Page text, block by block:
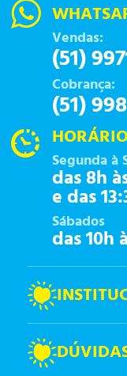
Vendas:
(51)
Cobrança:
(51)
Segunda à
das 8h
e das
Sábados
das 10h